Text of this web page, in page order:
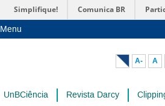
Simplifique! Comunica BR
Menu
A- A
UnBCiência Revista Darcy